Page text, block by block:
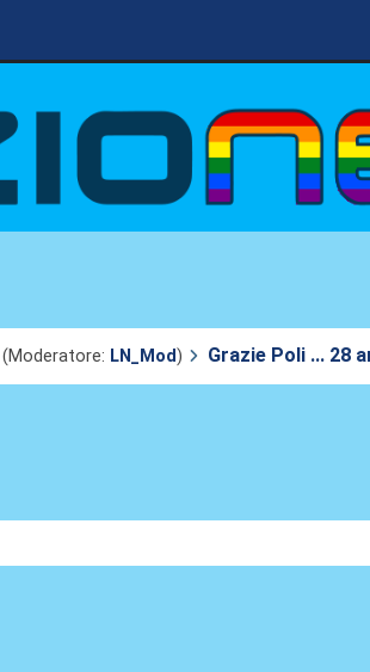
(Moderatore: LN_Mod) Grazie Poli ... 28